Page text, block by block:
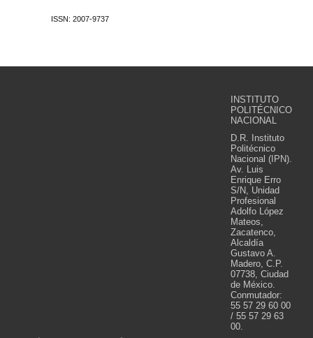
ISSN: 2007-9737
INSTITUTO
POLITÉCNICO
NACIONAL
D.R. Instituto
Politécnico
Nacional (IPN).
Av. Luis
Enrique Erro
S/N, Unidad
Profesional
Adolfo López
Mateos,
Zacatenco,
Alcaldía
Gustavo A.
Madero, C.P.
07738, Ciudad
de México.
Conmutador:
55 57 29 60 00
/ 55 57 29 63
00.